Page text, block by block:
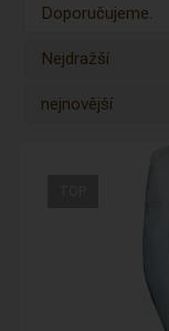
Doporučujeme.
Nejdražší
nejnovější